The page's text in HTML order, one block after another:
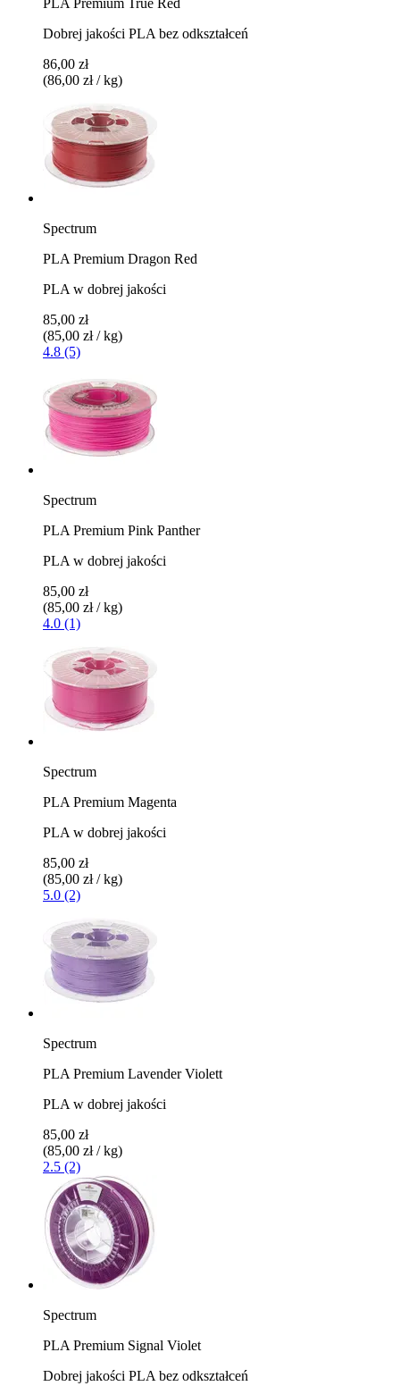
Dobrej jakości PLA bez odkształceń
86,00 zł
(86,00 zł / kg)
Spectrum
PLA Premium Dragon Red
PLA w dobrej jakości
85,00 zł
(85,00 zł / kg)
4.8 (5)
Spectrum
PLA Premium Pink Panther
PLA w dobrej jakości
85,00 zł
(85,00 zł / kg)
4.0 (1)
Spectrum
PLA Premium Magenta
PLA w dobrej jakości
85,00 zł
(85,00 zł / kg)
5.0 (2)
Spectrum
PLA Premium Lavender Violett
PLA w dobrej jakości
85,00 zł
(85,00 zł / kg)
2.5 (2)
Spectrum
PLA Premium Signal Violet
Dobrej jakości PLA bez odkształceń